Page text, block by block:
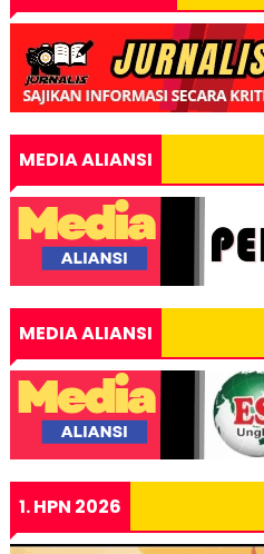
MEDIA ALIANSI
MEDIA ALIANSI
1. HPN 2026